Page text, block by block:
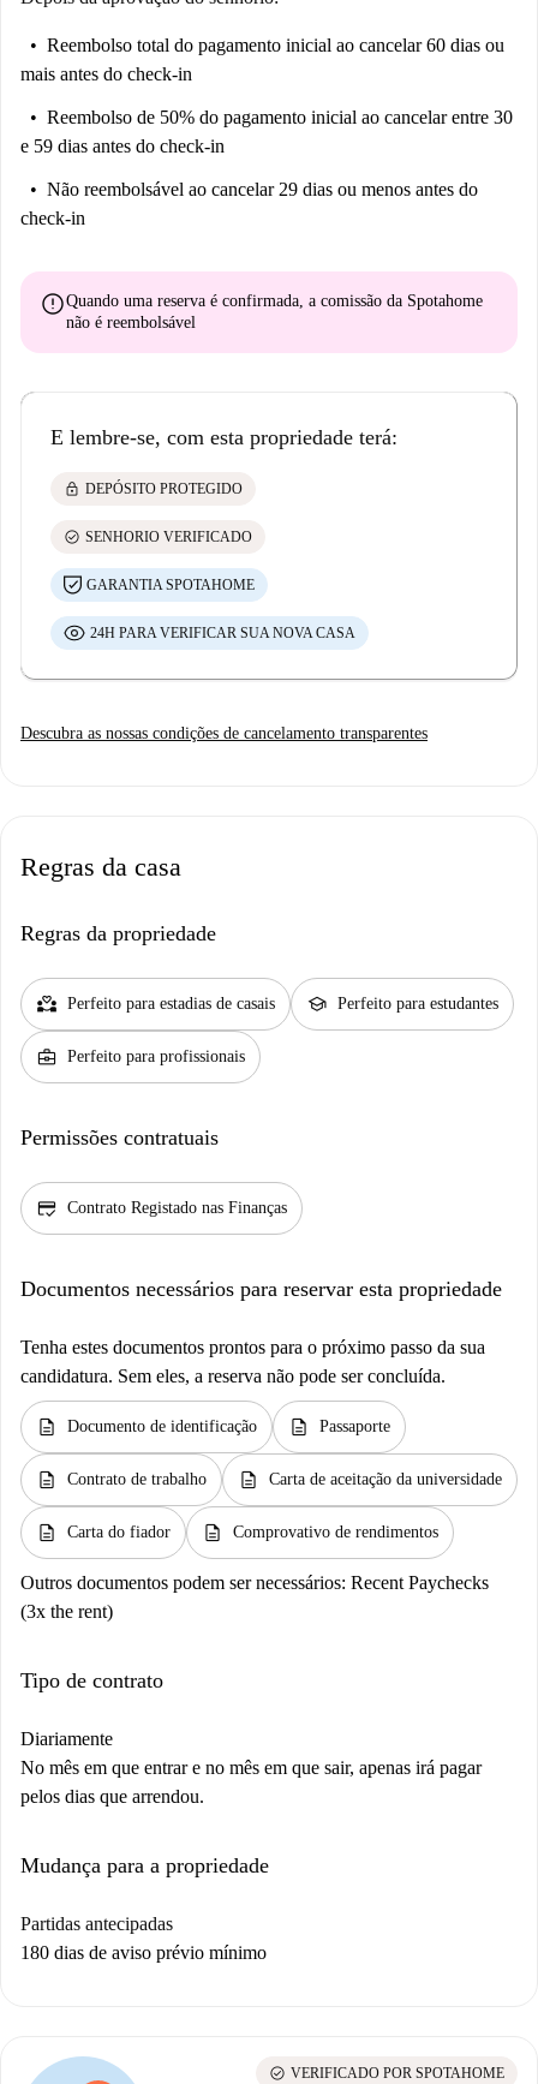
Reembolso total do pagamento inicial ao cancelar 60 dias ou
mais antes do check-in
Reembolso de 50% do pagamento inicial ao cancelar entre 30
e 59 dias antes do check-in
Não reembolsável ao cancelar 29 dias ou menos antes do
check-in
errorQuando uma reserva é confirmada, a comissão da Spotahome
não é reembolsável
E lembre-se, com esta propriedade terá:
lock DEPÓSITO PROTEGIDO
check_circle SENHORIO VERIFICADO
GARANTIA SPOTAHOME
24H PARA VERIFICAR SUA NOVA CASA
Descubra as nossas condições de cancelamento transparentes
Regras da casa
Regras da propriedade
partner_heart Perfeito para estadias de casais school Perfeito para estudantes
business_center Perfeito para profissionais
Permissões contratuais
credit_score Contrato Registado nas Finanças
Documentos necessários para reservar esta propriedade
Tenha estes documentos prontos para o próximo passo da sua
candidatura. Sem eles, a reserva não pode ser concluída.
description Documento de identificação description Passaporte
description Contrato de trabalho description Carta de aceitação da universidade
description Carta do fiador description Comprovativo de rendimentos
Outros documentos podem ser necessários: Recent Paychecks
(3x the rent)
Tipo de contrato
Diariamente
No mês em que entrar e no mês em que sair, apenas irá pagar
pelos dias que arrendou.
Mudança para a propriedade
Partidas antecipadas
180 dias de aviso prévio mínimo
check_circle VERIFICADO POR SPOTAHOME